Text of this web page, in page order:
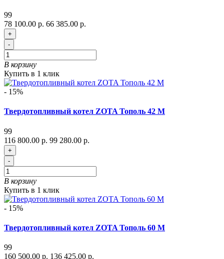
99
78 100.00 р. 66 385.00 р.
+
-
В корзину
Купить в 1 клик
- 15%
Твердотопливный котел ZOTA Тополь 42 М
99
116 800.00 р. 99 280.00 р.
+
-
В корзину
Купить в 1 клик
- 15%
Твердотопливный котел ZOTA Тополь 60 М
99
160 500.00 р. 136 425.00 р.